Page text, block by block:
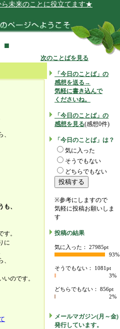
来のことに役立てます★
■
次のことばを見る
、
。
に
のです。
「今日のことば」の
感想を送る→
気軽に書き込んで
くださいね。
「今日のことば」の
感想を見る(感想0件)
「今日のことば」は？
気に入った
そうでもない
どちらでもない
※参考にしますので
気軽に投稿お願いしま
す
投稿の結果
気に入った： 27985pt
93%
そうでもない： 1081pt
3%
どちらでもない： 856pt
2%
メールマガジン(月～金)
発行しています。